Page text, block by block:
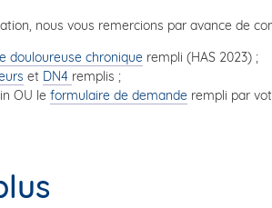
nous vous remercions par avance de
douloureuse chronique rempli (HAS 2023) ;
et DN4 remplis ;
OU le formulaire de demande rempli par